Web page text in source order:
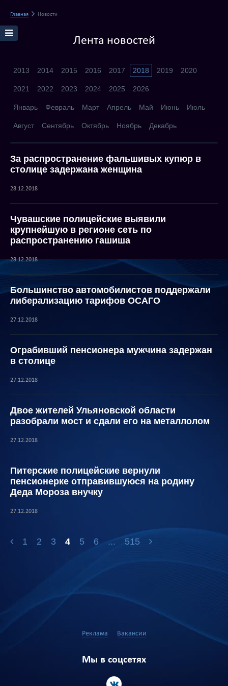
Главная Новости
Лента новостей
2013 2014 2015 2016 2017 2018 2019 2020
2021 2022 2023 2024 2025 2026
Январь Февраль Март Апрель Май Июнь Июль
Август Сентябрь Октябрь Ноябрь Декабрь
За распространение фальшивых купюр в
столице задержана женщина
28.12.2018
Чувашские полицейские выявили
крупнейшую в регионе сеть по
распространению гашиша
28.12.2018
Большинство автомобилистов поддержали
либерализацию тарифов ОСАГО
27.12.2018
Ограбивший пенсионера мужчина задержан
в столице
27.12.2018
Двое жителей Ульяновской области
разобрали мост и сдали его на металлолом
27.12.2018
Питерские полицейские вернули
пенсионерке отправившуюся на родину
Деда Мороза внучку
27.12.2018
1 2 3 4 5 6 ... 515
Реклама Вакансии
Мы в соцсетях